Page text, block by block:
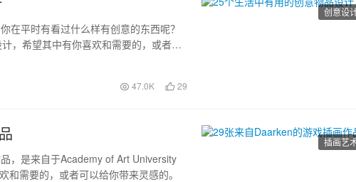
创意设
在平时有看过什么样有创意的东西呢？
，希望其中有你喜欢和需要的，或者可
47.0K 29
插画艺
，是来自于Academy of Art University
需要的，或者可以给你带来灵感的。